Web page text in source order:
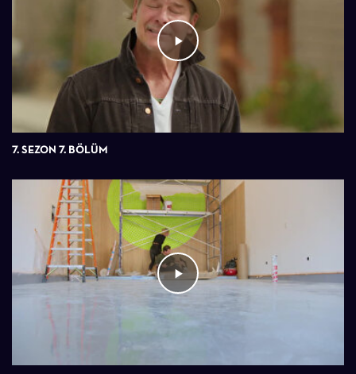
7. SEZON 7. BÖLÜM